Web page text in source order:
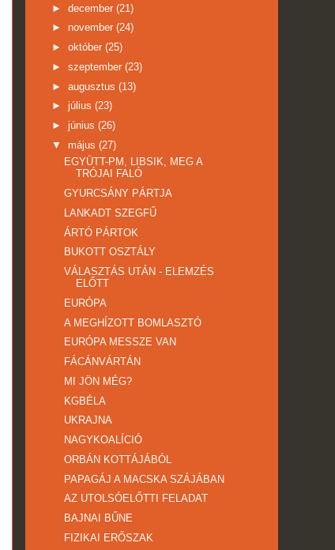
► december (21)
► november (24)
► október (25)
► szeptember (23)
► augusztus (13)
► július (23)
► június (26)
▼ május (27)
EGYÜTT-PM, LIBSIK, MEG A
TRÓJAI FALÓ
GYURCSÁNY PÁRTJA
LANKADT SZEGFŰ
ÁRTÓ PÁRTOK
BUKOTT OSZTÁLY
VÁLASZTÁS UTÁN - ELEMZÉS
ELŐTT
EURÓPA
A MEGHÍZOTT BOMLASZTÓ
EURÓPA MESSZE VAN
FÁCÁNVÁRTÁN
MI JÖN MÉG?
KGBÉLA
UKRAJNA
NAGYKOALÍCIÓ
ORBÁN KOTTÁJÁBÓL
PAPAGÁJ A MACSKA SZÁJÁBAN
AZ UTOLSÓELŐTTI FELADAT
BAJNAI BŰNE
FIZIKAI ERŐSZAK